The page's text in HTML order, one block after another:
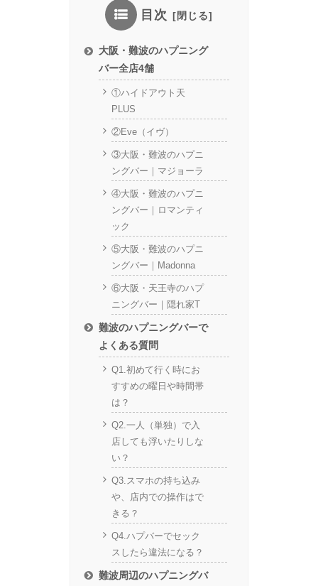
目次
大阪・難波のハプニング
バー全店4舗
①ハイドアウト天
PLUS
②Eve（イヴ）
③大阪・難波のハプニ
ングバー｜マジョーラ
④大阪・難波のハプニ
ングバー｜ロマンティ
ック
⑤大阪・難波のハプニ
ングバー｜Madonna
⑥大阪・天王寺のハプ
ニングバー｜隠れ家T
難波のハプニングバーで
よくある質問
Q1.初めて行く時にお
すすめの曜日や時間帯
は？
Q2.一人（単独）で入
店しても浮いたりしな
い？
Q3.スマホの持ち込み
や、店内での操作はで
きる？
Q4.ハプバーでセック
スしたら違法になる？
難波周辺のハプニングバ